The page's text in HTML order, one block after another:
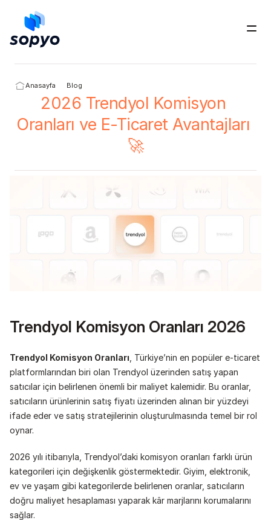
Anasayfa Blog
2026 Trendyol Komisyon
Oranları ve E-Ticaret Avantajları
🚀
Trendyol Komisyon Oranları 2026
Trendyol Komisyon Oranları , Türkiye’nin en popüler e-ticaret
platformlarından biri olan Trendyol üzerinden satış yapan
satıcılar için belirlenen önemli bir maliyet kalemidir. Bu oranlar,
satıcıların ürünlerinin satış fiyatı üzerinden alınan bir yüzdeyi
ifade eder ve satış stratejilerinin oluşturulmasında temel bir rol
oynar.
2026 yılı itibarıyla, Trendyol’daki komisyon oranları farklı ürün
kategorileri için değişkenlik göstermektedir. Giyim, elektronik,
ev ve yaşam gibi kategorilerde belirlenen oranlar, satıcıların
doğru maliyet hesaplaması yaparak kâr marjlarını korumalarını
sağlar.